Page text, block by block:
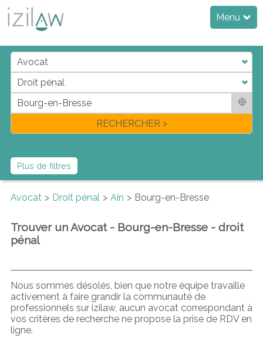
Menu
jdadi
fl
RECHERCHER >
Plus de filtres
Avocat Droit pénal Ain Bourg-en-Bresse
Trouver un Avocat - Bourg-en-Bresse - droit
pénal
Nous sommes désolés, bien que notre équipe travaille
activement à faire grandir la communauté de
professionnels sur izilaw, aucun avocat correspondant à
vos critères de recherche ne propose la prise de RDV en
ligne.